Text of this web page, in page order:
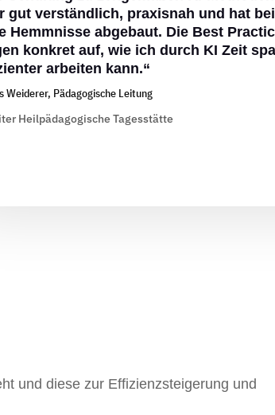
gut verständlich, praxisnah und hat
Hemmnisse abgebaut. Die Best
konkret auf, wie ich durch KI Zeit
arbeiten kann.“
Weiderer, Pädagogische Leitung
Heilpädagogische Tagesstätte
und diese zur Effizienzsteigerung und